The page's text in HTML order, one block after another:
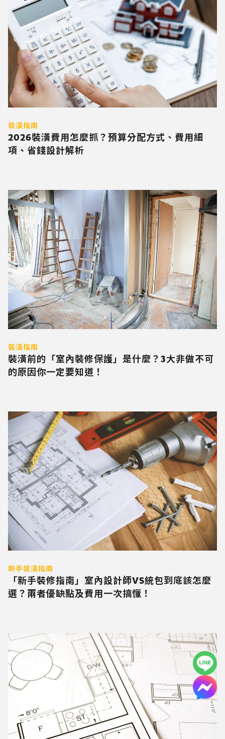
裝潢指南
2026裝潢費用怎麼抓？預算分配方式、費用細
項、省錢設計解析
裝潢指南
裝潢前的「室內裝修保護」是什麼？3大非做不可
的原因你一定要知道！
新手裝潢指南
「新手裝修指南」室內設計師VS統包到底該怎麼
選？兩者優缺點及費用一次搞懂！